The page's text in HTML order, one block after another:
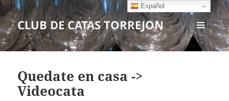
CLUB DE CATAS TORREJON
MENÚ
Y
Quedate en casa ->
Videocata
Español